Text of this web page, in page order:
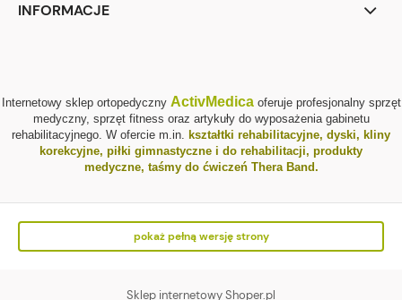
INFORMACJE
Internetowy sklep ortopedyczny ActivMedicaoferuje profesjonalny sprzęt
medyczny, sprzęt fitness oraz artykuły do wyposażenia gabinetu
rehabilitacyjnego. W ofercie m.in. kształtki rehabilitacyjne, dyski, kliny
korekcyjne, piłki gimnastyczne i do rehabilitacji, produkty
medyczne, taśmy do ćwiczeń Thera Band.
pokaż pełną wersję strony
Sklep internetowy Shoper.pl